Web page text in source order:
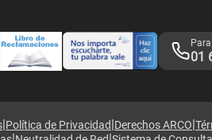
01
|Política de Privacidad|Derechos ARCO|